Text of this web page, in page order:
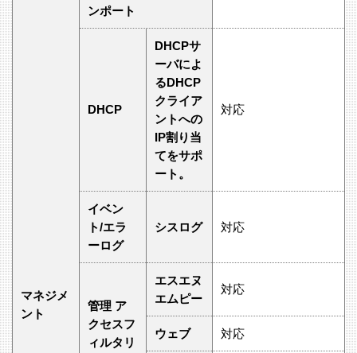
マネジメ
ント
ンポート
DHCP
DHCPサ
ーバによ
るDHCP
クライア
ントへの
IP割り当
てをサポ
ート。
対応
イベン
ト/エラ
ーログ
シスログ 対応
管理 ア
クセスフ
ィルタリ
エスエヌ
エムピー
対応
ウェブ 対応